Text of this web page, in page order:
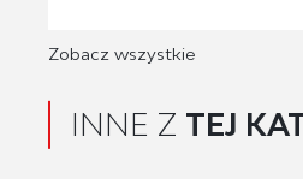
Zobacz wszystkie
INNE Z TEJ